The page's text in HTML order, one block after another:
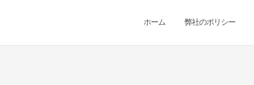
ホーム 弊社のポリシー